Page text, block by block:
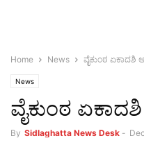
Home News ವೈಕುಂಠ ಏಕಾದಶಿ
News
ವೈಕುಂಠ
By Sidlaghatta News Desk -